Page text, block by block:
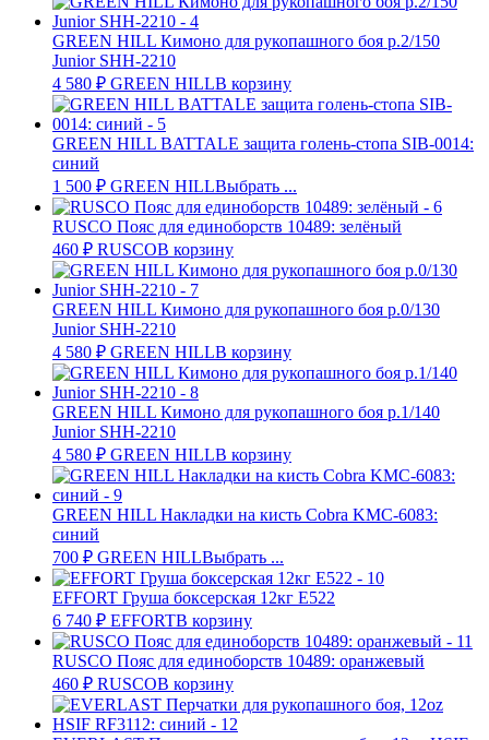
GREEN HILL Кимоно для рукопашного боя р.2/150
Junior SHH-2210
4 580 ₽ GREEN HILLВ корзину
GREEN HILL BATTALE защита голень-стопа SIB-0014:
синий
1 500 ₽ GREEN HILLВыбрать ...
RUSCO Пояс для единоборств 10489: зелёный
460 ₽ RUSCOВ корзину
GREEN HILL Кимоно для рукопашного боя р.0/130
Junior SHH-2210
4 580 ₽ GREEN HILLВ корзину
GREEN HILL Кимоно для рукопашного боя р.1/140
Junior SHH-2210
4 580 ₽ GREEN HILLВ корзину
GREEN HILL Накладки на кисть Cobra KMC-6083:
синий
700 ₽ GREEN HILLВыбрать ...
EFFORT Груша боксерская 12кг E522
6 740 ₽ EFFORTВ корзину
RUSCO Пояс для единоборств 10489: оранжевый
460 ₽ RUSCOВ корзину